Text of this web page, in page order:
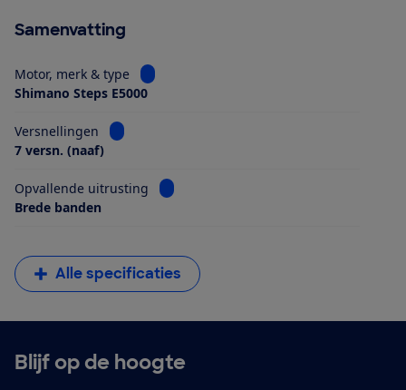
Samenvatting
Motor, merk & type
Bekijk informatie voor Motor, merk & type
Shimano Steps E5000
Versnellingen
Bekijk informatie voor Versnellingen
7 versn. (naaf)
Opvallende uitrusting
Bekijk informatie voor Opvallende
Brede banden
Alle specificaties
Blijf op de hoogte